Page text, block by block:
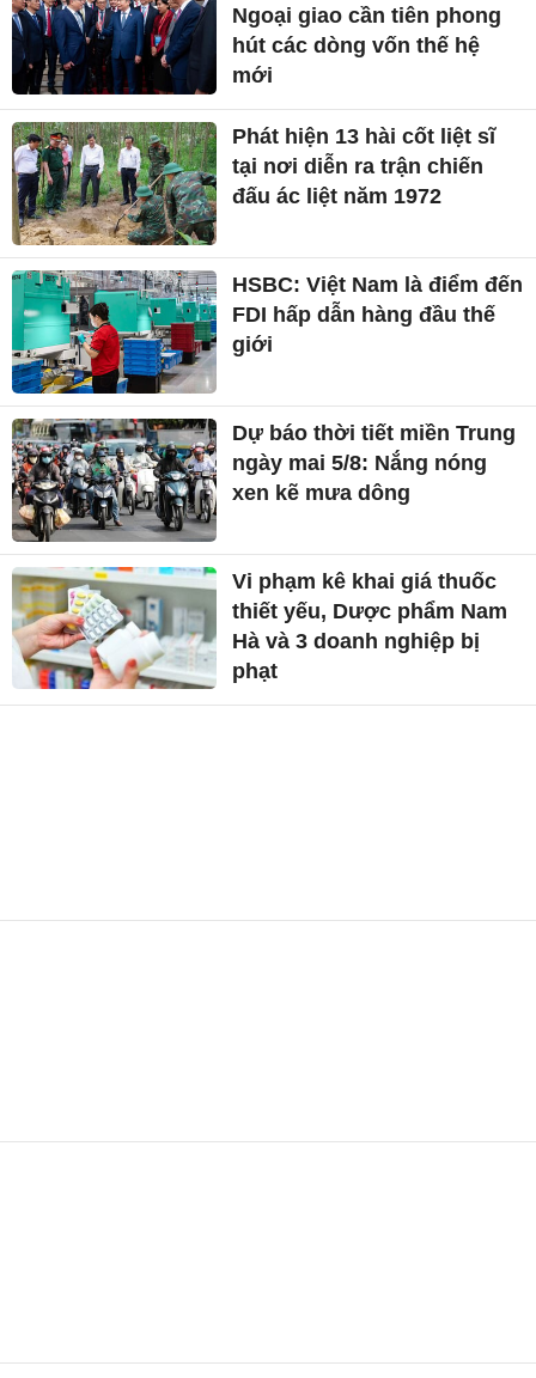
Ngoại giao cần tiên phong
hút các dòng vốn thế hệ
mới
Phát hiện 13 hài cốt liệt sĩ
tại nơi diễn ra trận chiến
đấu ác liệt năm 1972
HSBC: Việt Nam là điểm đến
FDI hấp dẫn hàng đầu thế
giới
Dự báo thời tiết miền Trung
ngày mai 5/8: Nắng nóng
xen kẽ mưa dông
Vi phạm kê khai giá thuốc
thiết yếu, Dược phẩm Nam
Hà và 3 doanh nghiệp bị
phạt